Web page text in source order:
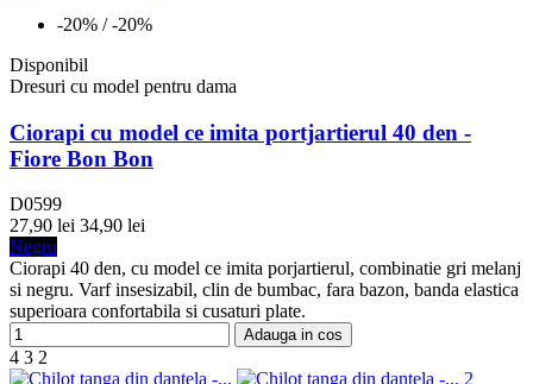
-20% / -20%
Disponibil
Dresuri cu model pentru dama
Ciorapi cu model ce imita portjartierul 40 den -
Fiore Bon Bon
D0599
27,90 lei 34,90 lei
Negru
Ciorapi 40 den, cu model ce imita porjartierul, combinatie gri melanj
si negru. Varf insesizabil, clin de bumbac, fara bazon, banda elastica
superioara confortabila si cusaturi plate.
Adauga in cos
4 3 2